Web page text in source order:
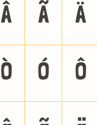
Â Ã Ä
Ò Ó Ô